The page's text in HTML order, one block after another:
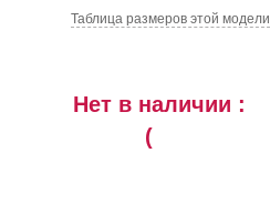
Таблица размеров этой модели
Нет в наличии :
(